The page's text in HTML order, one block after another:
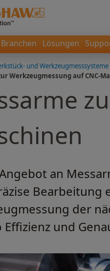
Branchen Lösungen
und
Werkzeugmessung auf CNC-
an
Bearbeitung
der
Effizienz und